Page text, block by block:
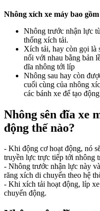
Nhông xích xe máy bao
Nhông trước nhận lực
thống xích tải.
Xích tải, hay còn gọi là
nối với nhau bằng bản
dĩa nhông tới líp
Nhông sau hay còn
cuối cùng của nhông
các bánh xe để tạo
Nhông sên đĩa xe
động thế nào?
- Khi động cơ hoạt động, nó
truyền lực trực tiếp tới nhông
- Nhông trước nhận lực này
răng xích di chuyển theo hệ
- Khi xích tải hoạt động, líp
chuyển động.